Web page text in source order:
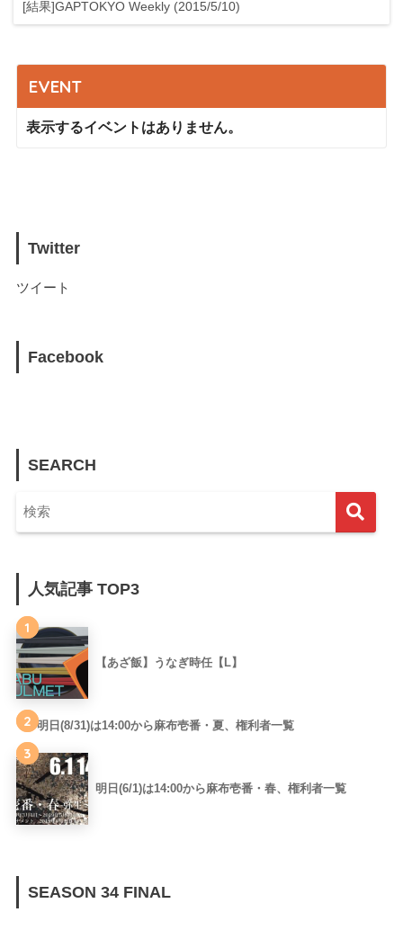
[結果]GAPTOKYO Weekly (2015/5/10)
EVENT
表示するイベントはありません。
Twitter
ツイート
Facebook
SEARCH
人気記事 TOP3
1
【あざ飯】うなぎ時任【L】
2 明日(8/31)は14:00から麻布壱番・夏、権利者一覧
3
明日(6/1)は14:00から麻布壱番・春、権利者一覧
SEASON 34 FINAL